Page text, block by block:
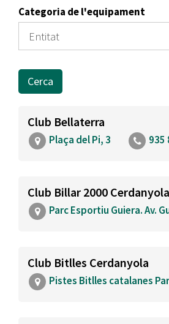
Categoria de l'equipament
Cerca
Club Bellaterra
Plaça del Pi, 3
935
Club Billar 2000 Cerdanyola
Parc Esportiu Guiera. Av.
Club Bitlles Cerdanyola
Pistes Bitlles catalanes